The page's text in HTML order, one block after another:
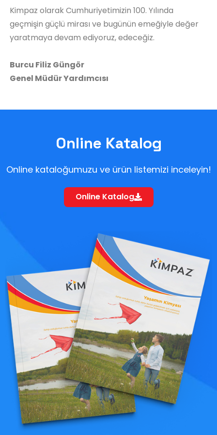
Kimpaz olarak Cumhuriyetimizin 100. Yılında
geçmişin güçlü mirası ve bugünün emeğiyle değer
yaratmaya devam ediyoruz, edeceğiz.
Burcu Filiz Güngör
Genel Müdür Yardımcısı
Online Katalog
Online kataloğumuzu ve ürün listemizi inceleyin!
Online Katalog